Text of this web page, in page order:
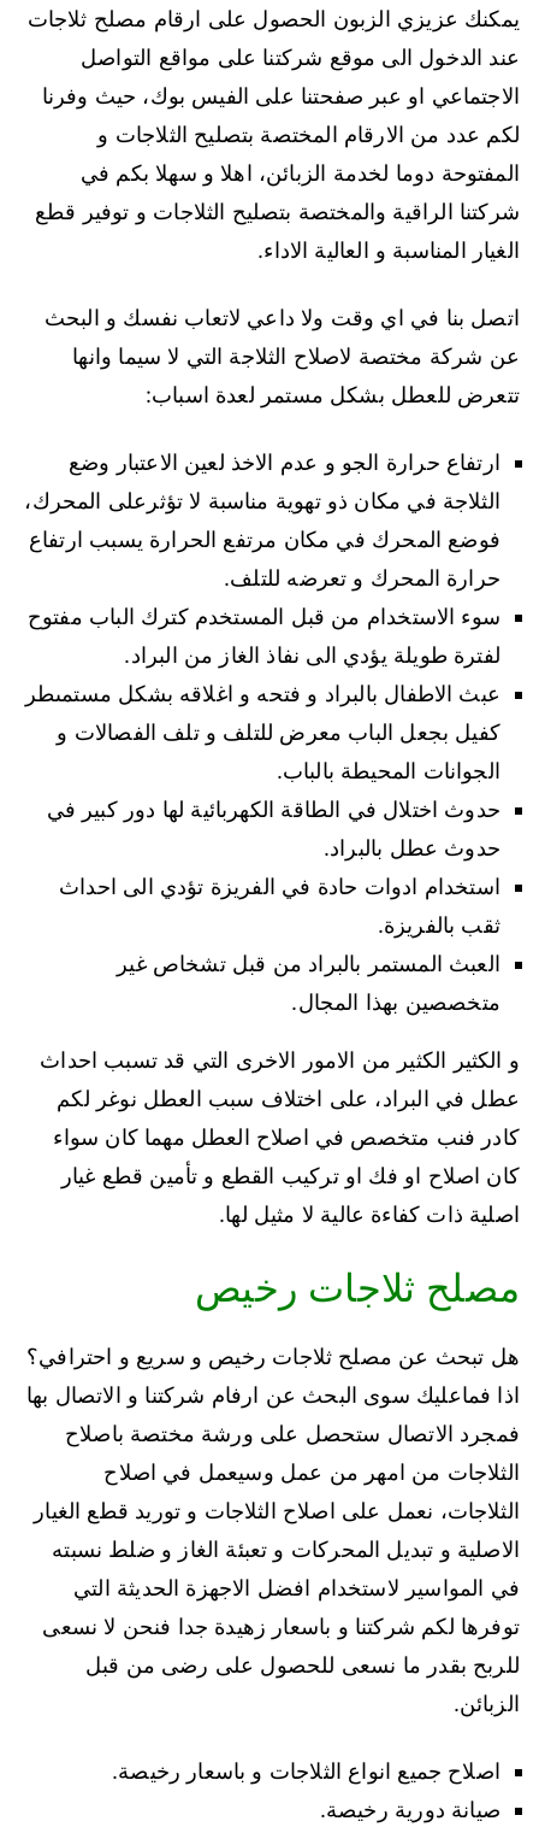
يمكنك عزيزي الزبون الحصول على ارقام مصلح ثلاجات
عند الدخول الى موقع شركتنا على مواقع التواصل
الاجتماعي او عبر صفحتنا على الفيس بوك، حيث وفرنا
لكم عدد من الارقام المختصة بتصليح الثلاجات و
المفتوحة دوما لخدمة الزبائن، اهلا و سهلا بكم في
شركتنا الراقية والمختصة بتصليح الثلاجات و توفير قطع
الغيار المناسبة و العالية الاداء.
اتصل بنا في اي وقت ولا داعي لاتعاب نفسك و البحث
عن شركة مختصة لاصلاح الثلاجة التي لا سيما وانها
تتعرض للعطل بشكل مستمر لعدة اسباب:
ارتفاع حرارة الجو و عدم الاخذ لعين الاعتبار وضع
الثلاجة في مكان ذو تهوية مناسبة لا تؤثرعلى المحرك،
فوضع المحرك في مكان مرتفع الحرارة يسبب ارتفاع
حرارة المحرك و تعرضه للتلف.
سوء الاستخدام من قبل المستخدم كترك الباب مفتوح
لفترة طويلة يؤدي الى نفاذ الغاز من البراد.
عبث الاطفال بالبراد و فتحه و اغلاقه بشكل مستمىطر
كفيل بجعل الباب معرض للتلف و تلف الفصالات و
الجوانات المحيطة بالباب.
حدوث اختلال في الطاقة الكهربائية لها دور كبير في
حدوث عطل بالبراد.
استخدام ادوات حادة في الفريزة تؤدي الى احداث
ثقب بالفريزة.
العبث المستمر بالبراد من قبل تشخاص غير
متخصصين بهذا المجال.
و الكثير الكثير من الامور الاخرى التي قد تسبب احداث
عطل في البراد، على اختلاف سبب العطل نوغر لكم
كادر فنب متخصص في اصلاح العطل مهما كان سواء
كان اصلاح او فك او تركيب القطع و تأمين قطع غيار
اصلية ذات كفاءة عالية لا مثيل لها.
مصلح ثلاجات رخيص
هل تبحث عن مصلح ثلاجات رخيص و سريع و احترافي؟
اذا فماعليك سوى البحث عن ارفام شركتنا و الاتصال بها
فمجرد الاتصال ستحصل على ورشة مختصة باصلاح
الثلاجات من امهر من عمل وسيعمل في اصلاح
الثلاجات، نعمل على اصلاح الثلاجات و توريد قطع الغيار
الاصلية و تبديل المحركات و تعبئة الغاز و ضلط نسبته
في المواسير لاستخدام افضل الاجهزة الحديثة التي
توفرها لكم شركتنا و باسعار زهيدة جدا فنحن لا نسعى
للربح بقدر ما نسعى للحصول على رضى من قبل
الزبائن.
اصلاح جميع انواع الثلاجات و باسعار رخيصة.
صيانة دورية رخيصة.